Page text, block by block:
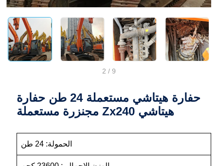
2 / 9
حفارة هيتاشي مستعملة 24 طن حفارة
مجنزرة مستعملة Zx240 هيتاشي